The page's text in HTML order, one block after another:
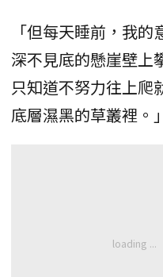
「但每天睡前，我
深不見底的懸崖壁上
只知道不努力往上爬
底層濕黑的草叢裡。」